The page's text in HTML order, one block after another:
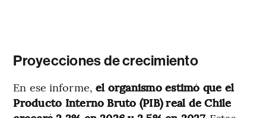
Proyecciones de crecimiento
En ese informe, el organismo estimó que el
Producto Interno Bruto (PIB) real de Chile